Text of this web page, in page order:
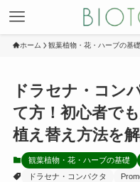
ホーム 観葉植物・花・ハーブの基礎
ドラセナ・コン
て方！初心者で
植え替え方法を
観葉植物・花・ハーブの基礎
ドラセナ・コンパクタ